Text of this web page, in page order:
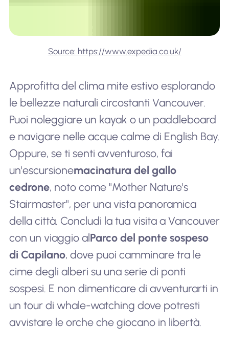
Source: https://www.expedia.co.uk/
Approfitta del clima mite estivo esplorando
le bellezze naturali circostanti Vancouver.
Puoi noleggiare un kayak o un paddleboard
e navigare nelle acque calme di English Bay.
Oppure, se ti senti avventuroso, fai
un'escursionemacinatura del gallo
cedrone, noto come "Mother Nature's
Stairmaster", per una vista panoramica
della città. Concludi la tua visita a Vancouver
con un viaggio alParco del ponte sospeso
di Capilano, dove puoi camminare tra le
cime degli alberi su una serie di ponti
sospesi. E non dimenticare di avventurarti in
un tour di whale-watching dove potresti
avvistare le orche che giocano in libertà.